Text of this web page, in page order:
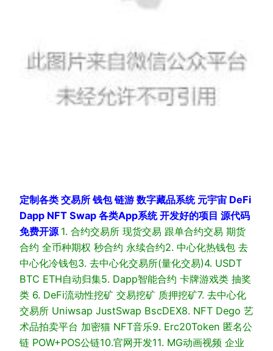
定制各类 交易所 钱包 链游 数字藏品系统 元宇宙 DeFi
Dapp NFT Swap 各类App系统 开发好的项目 源代码
免费开源 1. 合约交易所 现货交易 跟单合约交易 期货
合约 全币种期权 秒合约 永续合约2. 中心化热钱包 去
中心化冷钱包3. 去中心化交易所(量化交易)4. USDT
BTC ETH自动归集5. Dapp智能合约 卡牌游戏类 抽奖
类 6. DeFi流动性挖矿 交易挖矿 质押挖矿7. 去中心化
交易所 Uniwsap JustSwap BscDEX8. NFT Dego 艺
术品拍卖平台 加密猫 NFT音乐9. Erc20Token 匿名公
链 POW+POS公链10.官网开发11. MG动画视频 企业